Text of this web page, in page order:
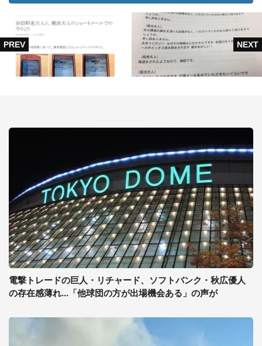
電撃トレードの巨人・リチャード、ソフトバンク・秋広優人
の存在感薄れ...「他球団の方が出場機会ある」の声が